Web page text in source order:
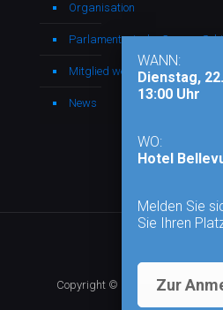
Organisation
Parlamentarische Gruppe
Mitglied werden
News
Copyright © 2026 - Alle Rechte
WANN:
Dienstag,
13:00 Uhr
WO:
Hotel
Melden Sie
Sie Ihren
Zur